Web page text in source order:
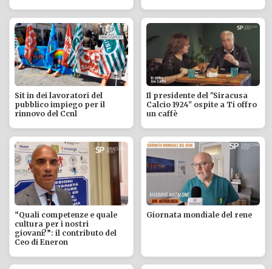
Sit in dei lavoratori del
pubblico impiego per il
rinnovo del Ccnl
Il presidente del "Siracusa
Calcio 1924" ospite a Ti offro
un caffè
“Quali competenze e quale
cultura per i nostri
giovani?”: il contributo del
Ceo di Eneron
Giornata mondiale del rene